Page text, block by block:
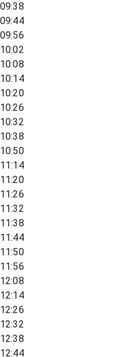
09:38
09:44
09:56
10:02
10:08
10:14
10:20
10:26
10:32
10:38
10:50
11:14
11:20
11:26
11:32
11:38
11:44
11:50
11:56
12:08
12:14
12:26
12:32
12:38
12:44